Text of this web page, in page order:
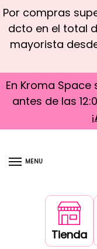
Por compras
dcto en el total
mayorista
En Kroma
antes de las
¡
MENU
Tienda